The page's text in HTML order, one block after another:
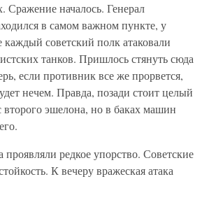
Сражение началось. Генерал
в самом важном пункте, у
каждый советский полк атаковали
танков. Пришлось стянуть сюда
если противник все же прорвется,
нечем. Правда, позади стоит целый
второго эшелона, но в баках машин
редкое упорство. Советские
К вечеру вражеская атака